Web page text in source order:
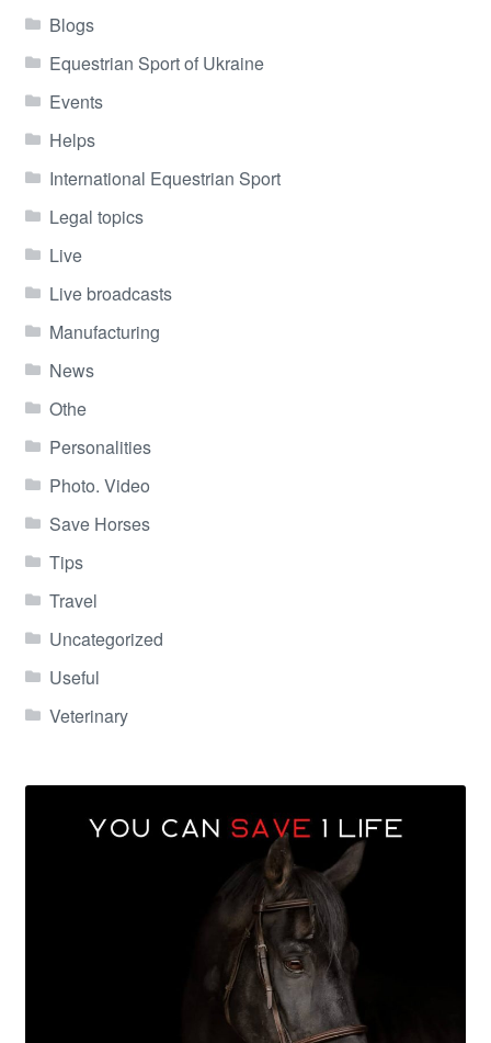
Blogs
Equestrian Sport of Ukraine
Events
Helps
International Equestrian Sport
Legal topics
Live
Live broadcasts
Manufacturing
News
Othe
Personalities
Photo. Video
Save Horses
Tips
Travel
Uncategorized
Useful
Veterinary